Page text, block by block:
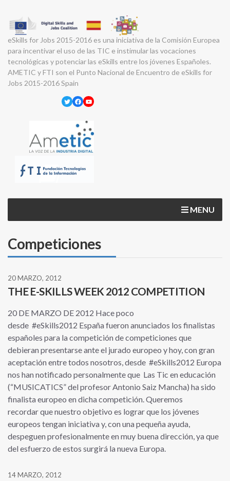
eSkills for Jobs 2015-2016 es una iniciativa de la Comisión Europea
para incentivar el uso de las TIC e instimular las vocaciones
tecnológicas y potenciar las eSkills entre los jóvenes Españoles.
AMETIC y FTI son el Punto Nacional de Encuentro de eSkills for
Jobs 2015-2016 Spain
Twitter
Facebook
YouTube
MENU
Competiciones
20 MARZO, 2012
THE E-SKILLS WEEK 2012 COMPETITION
20 DE MARZO DE 2012 Hace poco
desde #eSkills2012 España fueron anunciados los finalistas
españoles para la competición de competiciones que
debieran presentarse ante el jurado europeo y hoy, con gran
aceptación entre todos nosotros, desde #eSkills2012 Europa
nos han notificado personalmente que Las Tic en educación
(“MUSICATICS” del profesor Antonio Saiz Mancha) ha sido
finalista europeo en dicha competición. Queremos
recordar que nuestro objetivo es lograr que los jóvenes
europeos tengan iniciativa y, con una pequeña ayuda,
despeguen profesionalmente en muy buena dirección, ya que
del esfuerzo de estos surgirá la nueva Europa.
14 MARZO, 2012